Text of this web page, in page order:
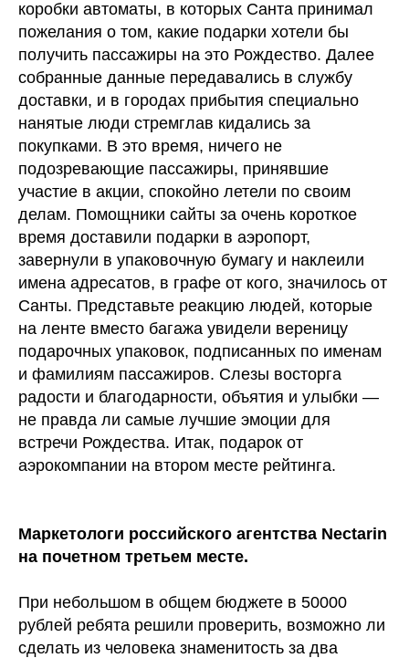
коробки автоматы, в которых Санта принимал
пожелания о том, какие подарки хотели бы
получить пассажиры на это Рождество. Далее
собранные данные передавались в службу
доставки, и в городах прибытия специально
нанятые люди стремглав кидались за
покупками. В это время, ничего не
подозревающие пассажиры, принявшие
участие в акции, спокойно летели по своим
делам. Помощники сайты за очень короткое
время доставили подарки в аэропорт,
завернули в упаковочную бумагу и наклеили
имена адресатов, в графе от кого, значилось от
Санты. Представьте реакцию людей, которые
на ленте вместо багажа увидели вереницу
подарочных упаковок, подписанных по именам
и фамилиям пассажиров. Слезы восторга
радости и благодарности, объятия и улыбки —
не правда ли самые лучшие эмоции для
встречи Рождества. Итак, подарок от
аэрокомпании на втором месте рейтинга.
Маркетологи российского агентства Nectarin
на почетном третьем месте.
При небольшом в общем бюджете в 50000
рублей ребята решили проверить, возможно ли
сделать из человека знаменитость за два